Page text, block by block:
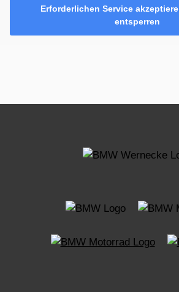
Erforderlichen Service
entsperren